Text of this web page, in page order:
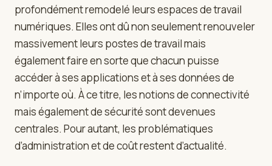
profondément remodelé leurs espaces de travail
numériques. Elles ont dû non seulement renouveler
massivement leurs postes de travail mais
également faire en sorte que chacun puisse
accéder à ses applications et à ses données de
n’importe où. À ce titre, les notions de connectivité
mais également de sécurité sont devenues
centrales. Pour autant, les problématiques
d’administration et de coût restent d’actualité.